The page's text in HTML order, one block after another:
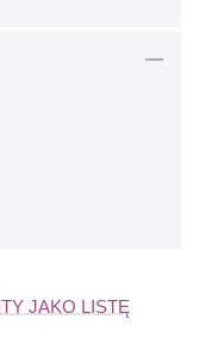
JAKO LISTĘ